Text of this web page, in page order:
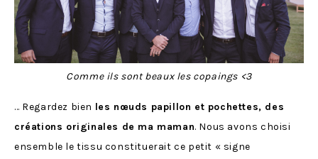
Comme ils sont beaux les copaings <3
… Regardez bien les nœuds papillon et pochettes, des
créations originales de ma maman. Nous avons choisi
ensemble le tissu constituerait ce petit « signe